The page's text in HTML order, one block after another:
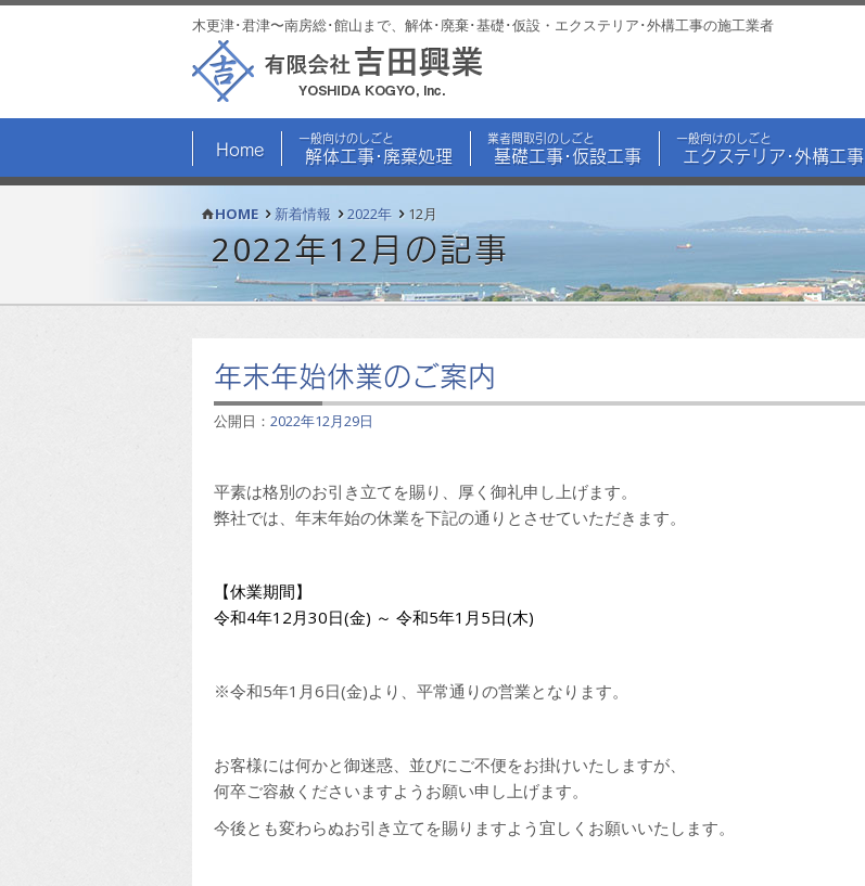
木更津･君津〜南房総･館山まで、解体･廃棄･基礎･仮設・エクステリア･外構工事の施工業者
Home
一般向けのしごと
解体工事･廃棄処理
業者間取引のしごと
基礎工事･仮設工事
一般向けのしごと
エクステリア･外構工事
HOME 新着情報 2022年 12月
2022年12月の記事
年末年始休業のご案内
公開日： 2022年12月29日
平素は格別のお引き立てを賜り、厚く御礼申し上げます。
弊社では、年末年始の休業を下記の通りとさせていただきます。
【休業期間】
令和4年12月30日(金) ～ 令和5年1月5日(木)
※令和5年1月6日(金)より、平常通りの営業となります。
お客様には何かと御迷惑、並びにご不便をお掛けいたしますが、
何卒ご容赦くださいますようお願い申し上げます。
今後とも変わらぬお引き立てを賜りますよう宜しくお願いいたします。